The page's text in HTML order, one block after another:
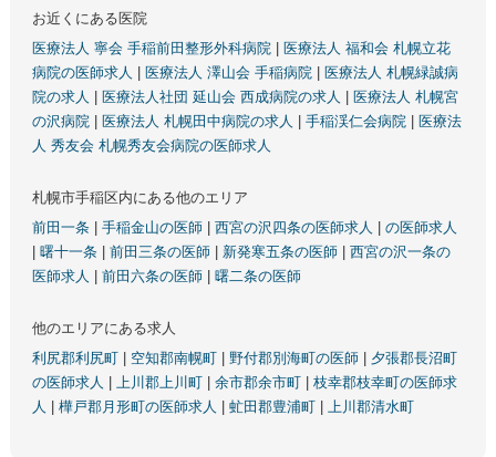
お近くにある医院
医療法人 寧会 手稲前田整形外科病院
医療法人 福和会 札幌立花
病院の医師求人
医療法人 澤山会 手稲病院
医療法人 札幌緑誠病
院の求人
医療法人社団 延山会 西成病院の求人
医療法人 札幌宮
の沢病院
医療法人 札幌田中病院の求人 手稲渓仁会病院
医療法
人 秀友会 札幌秀友会病院の医師求人
札幌市手稲区内にある他のエリア
前田一条
手稲金山の医師 西宮の沢四条の医師求人
の医師求人
曙十一条 前田三条の医師 新発寒五条の医師
西宮の沢一条の
医師求人
前田六条の医師 曙二条の医師
他のエリアにある求人
利尻郡利尻町
空知郡南幌町 野付郡別海町の医師
夕張郡長沼町
の医師求人
上川郡上川町 余市郡余市町
枝幸郡枝幸町の医師求
人
樺戸郡月形町の医師求人 虻田郡豊浦町 上川郡清水町